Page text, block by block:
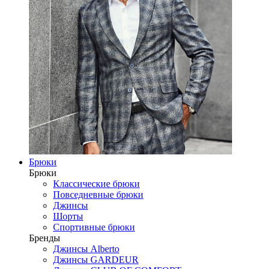
Брюки
Брюки
Классические брюки
Повседневные брюки
Джинсы
Шорты
Спортивные брюки
Бренды
Джинсы Alberto
Джинсы GARDEUR